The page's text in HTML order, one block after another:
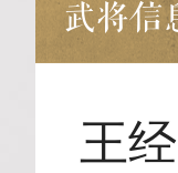
武将信
王经